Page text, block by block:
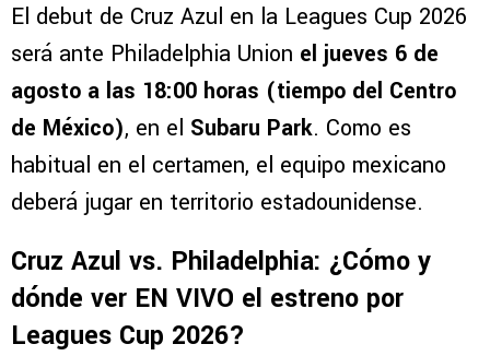
El debut de Cruz Azul en la Leagues Cup 2026
será ante Philadelphia Union el jueves 6 de
agosto a las 18:00 horas (tiempo del Centro
de México), en el Subaru Park. Como es
habitual en el certamen, el equipo mexicano
deberá jugar en territorio estadounidense.
Cruz Azul vs. Philadelphia: ¿Cómo y
dónde ver EN VIVO el estreno por
Leagues Cup 2026?